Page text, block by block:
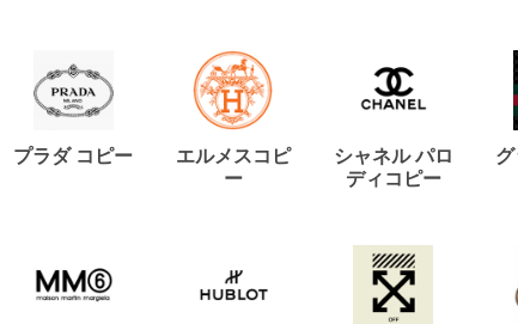
プラダ コピー
エルメスコピ
ー
シャネル パロ
ディコピー